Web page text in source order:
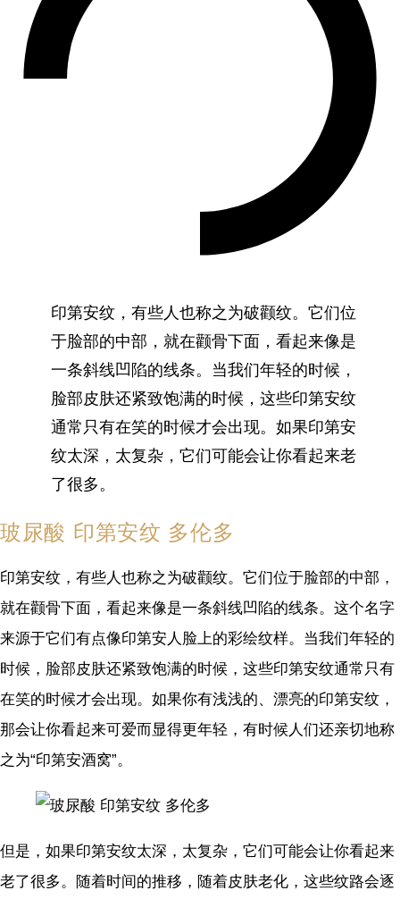
印第安纹，有些人也称之为破颧纹。它们位
于脸部的中部，就在颧骨下面，看起来像是
一条斜线凹陷的线条。当我们年轻的时候，
脸部皮肤还紧致饱满的时候，这些印第安纹
通常只有在笑的时候才会出现。如果印第安
纹太深，太复杂，它们可能会让你看起来老
了很多。
玻尿酸 印第安纹 多伦多
印第安纹，有些人也称之为破颧纹。它们位于脸部的中部，
就在颧骨下面，看起来像是一条斜线凹陷的线条。这个名字
来源于它们有点像印第安人脸上的彩绘纹样。当我们年轻的
时候，脸部皮肤还紧致饱满的时候，这些印第安纹通常只有
在笑的时候才会出现。如果你有浅浅的、漂亮的印第安纹，
那会让你看起来可爱而显得更年轻，有时候人们还亲切地称
之为“印第安酒窝”。
但是，如果印第安纹太深，太复杂，它们可能会让你看起来
老了很多。随着时间的推移，随着皮肤老化，这些纹路会逐